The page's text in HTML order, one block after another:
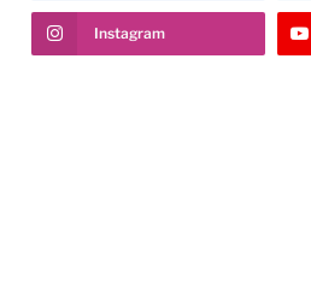
Instagram